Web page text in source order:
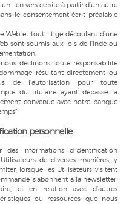
lien vers ce site à partir d’un autre
le consentement écrit préalable
Web et tout litige découlant d’une
sont soumis aux lois de l’Inde ou
déclinons toute responsabilité
résultant directement ou
de l’autorisation pour toute
du titulaire ayant dépassé la
convenue avec notre banque
personnelle
des informations d’identification
de diverses manières, y
lorsque les Utilisateurs visitent
s’abonnent à la newsletter,
et en relation avec d’autres
ou ressources que nous